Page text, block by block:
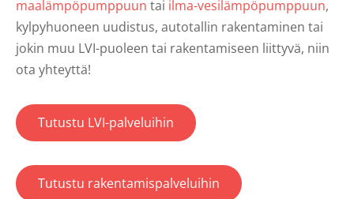
maalämpöpumppuun tai ilma-vesilämpöpumppuun,
kylpyhuoneen uudistus, autotallin rakentaminen tai
jokin muu LVI-puoleen tai rakentamiseen liittyvä, niin
ota yhteyttä!
Tutustu LVI-palveluihin
Tutustu rakentamispalveluihin